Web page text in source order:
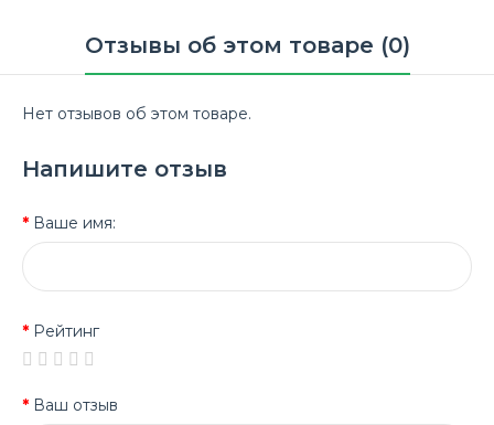
Отзывы об этом товаре (0)
Нет отзывов об этом товаре.
Напишите отзыв
Ваше имя:
Рейтинг
Ваш отзыв